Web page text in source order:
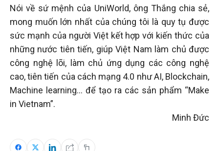
Nói về sứ mệnh của UniWorld, ông Thắng chia sẻ,
mong muốn lớn nhất của chúng tôi là quy tụ được
sức mạnh của người Việt kết hợp với kiến thức của
những nước tiên tiến, giúp Việt Nam làm chủ được
công nghệ lõi, làm chủ ứng dụng các công nghệ
cao, tiên tiến của cách mạng 4.0 như AI, Blockchain,
Machine learning… để tạo ra các sản phẩm “Make
in Vietnam”.
Minh Đức